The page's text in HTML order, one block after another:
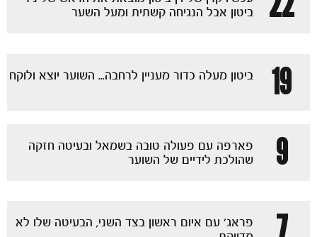
ביטון אבל הנגיחה קשתית ומעל השער
19 ביטון מעלה כדור מעניין לרחבה... השוער יוצא ולוקח
9
פארפה עם פעולה טובה בשמאל ובעיטה חזקה
שהולכת לידיים של השוער
פראג' עם איום ראשון בצד השני, הבעיטה שלו לא